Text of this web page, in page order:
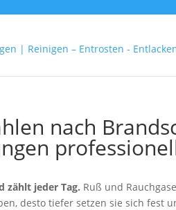
nach
zählt jeder Tag. Ruß und
desto tiefer setzen sie sich fest